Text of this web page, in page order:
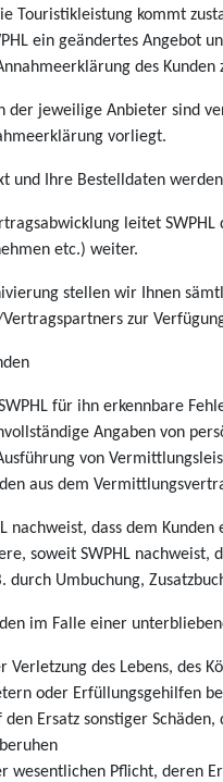
Touristikleistung kommt
ein geändertes Angebot
des Kunden
der jeweilige Anbieter sind
vorliegt.
und Ihre Bestelldaten
leitet
etc.) weiter.
stellen wir Ihnen
zur
für ihn erkennbare
Angaben von
von
aus dem
nachweist, dass dem
soweit SWPHL
durch Umbuchung,
im Falle einer
Verletzung des Lebens, des
oder Erfüllungsgehilfen
den Ersatz sonstiger
wesentlichen Pflicht, deren